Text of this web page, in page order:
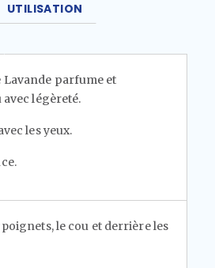
UTILISATION
Lavande parfume et
légèreté.
les yeux.
le cou et derrière les